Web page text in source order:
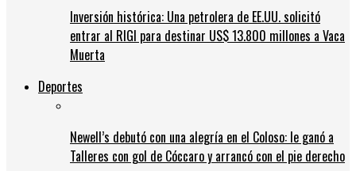
Inversión histórica: Una petrolera de EE.UU. solicitó
entrar al RIGI para destinar US$ 13.800 millones a Vaca
Muerta
Deportes
Newell’s debutó con una alegría en el Coloso: le ganó a
Talleres con gol de Cóccaro y arrancó con el pie derecho